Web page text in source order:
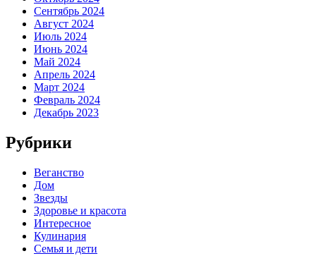
Сентябрь 2024
Август 2024
Июль 2024
Июнь 2024
Май 2024
Апрель 2024
Март 2024
Февраль 2024
Декабрь 2023
Рубрики
Веганство
Дом
Звезды
Здоровье и красота
Интересное
Кулинария
Семья и дети